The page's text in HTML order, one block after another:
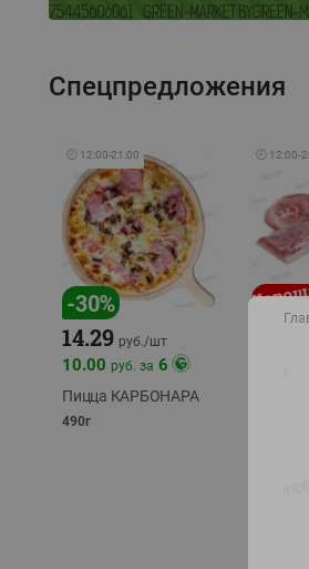
Спецпредложения
🕘 12:00-21:00
-30%
14.29 руб./шт
10.00 руб. за 6
Пицца КАРБОНАРА
490г
🕘 12:00-